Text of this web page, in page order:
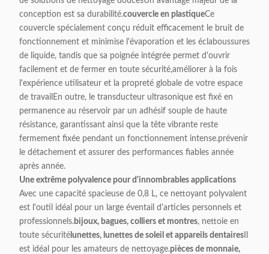
conception est sa durabilité.couvercle en plastiqueCe
couvercle spécialement conçu réduit efficacement le bruit de
fonctionnement et minimise l'évaporation et les éclaboussures
de liquide, tandis que sa poignée intégrée permet d'ouvrir
facilement et de fermer en toute sécurité,améliorer à la fois
l'expérience utilisateur et la propreté globale de votre espace
de travailEn outre, le transducteur ultrasonique est fixé en
permanence au réservoir par un adhésif souple de haute
résistance, garantissant ainsi que la tête vibrante reste
fermement fixée pendant un fonctionnement intense.prévenir
le détachement et assurer des performances fiables année
après année.
Une extrême polyvalence pour d'innombrables applications
Avec une capacité spacieuse de 0,8 L, ce nettoyant polyvalent
est l'outil idéal pour un large éventail d'articles personnels et
professionnels.bijoux, bagues, colliers et montres, nettoie en
toute sécurité lunettes, lunettes de soleil et appareils dentaires
est idéal pour les amateurs de nettoyage.pièces de monnaie,